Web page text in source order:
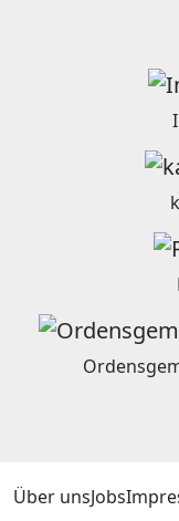
Über unsJobs